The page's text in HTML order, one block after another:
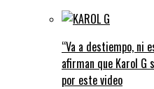
“Va a destiempo, ni
afirman que Karol G
por este video